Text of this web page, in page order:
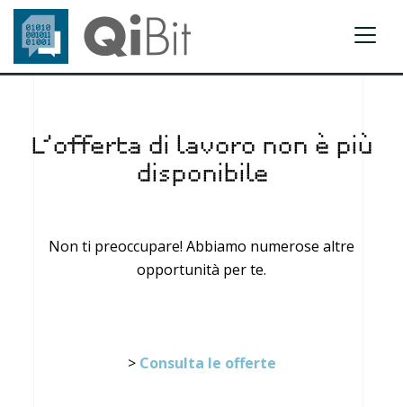
L’offerta di lavoro non è più
disponibile
Non ti preoccupare! Abbiamo numerose altre
opportunità per te.
> Consulta le offerte